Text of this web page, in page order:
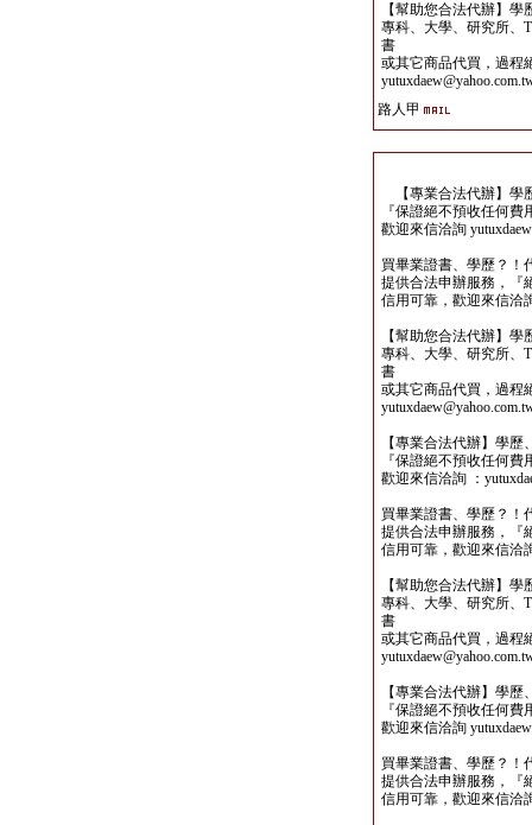
【幫助您合法代辦】
專科、大學、研究所、
書
或其它商品代買，過程
路人甲
【專業合法代辦】學
『保證絕不預收任何
歡迎來信洽詢
買畢業證書、學歷？！
提供合法申辦服務，『
信用可靠，歡迎來信洽
【幫助您合法代辦】
專科、大學、研究所、
書
或其它商品代買，過程
【專業合法代辦】學
『保證絕不預收任何
歡迎來信洽詢 ：
買畢業證書、學歷？！
提供合法申辦服務，『
信用可靠，歡迎來信洽
【幫助您合法代辦】
專科、大學、研究所、
書
或其它商品代買，過程
【專業合法代辦】學
『保證絕不預收任何
歡迎來信洽詢
買畢業證書、學歷？！
提供合法申辦服務，『
信用可靠，歡迎來信洽